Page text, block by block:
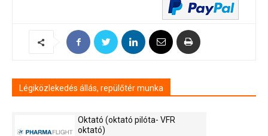
Légiközlekedés állás, repülőtér munka
Oktató (oktató pilóta- VFR
oktató)